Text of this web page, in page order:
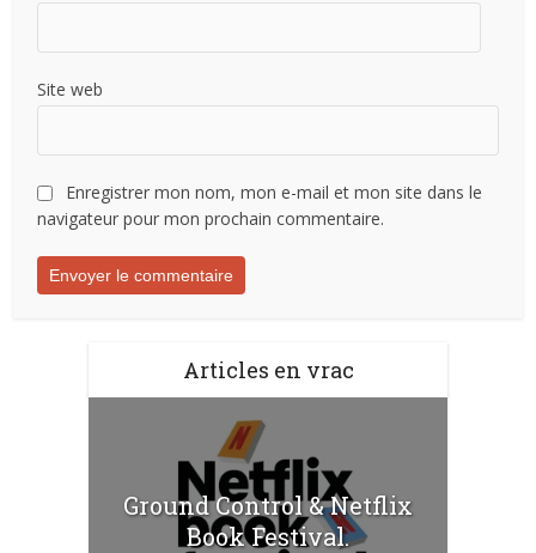
Site web
Enregistrer mon nom, mon e-mail et mon site dans le
navigateur pour mon prochain commentaire.
Articles en vrac
Ground Control & Netflix
Book Festival.